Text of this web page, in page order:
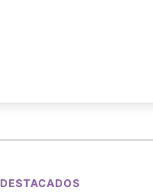
DESTACADOS